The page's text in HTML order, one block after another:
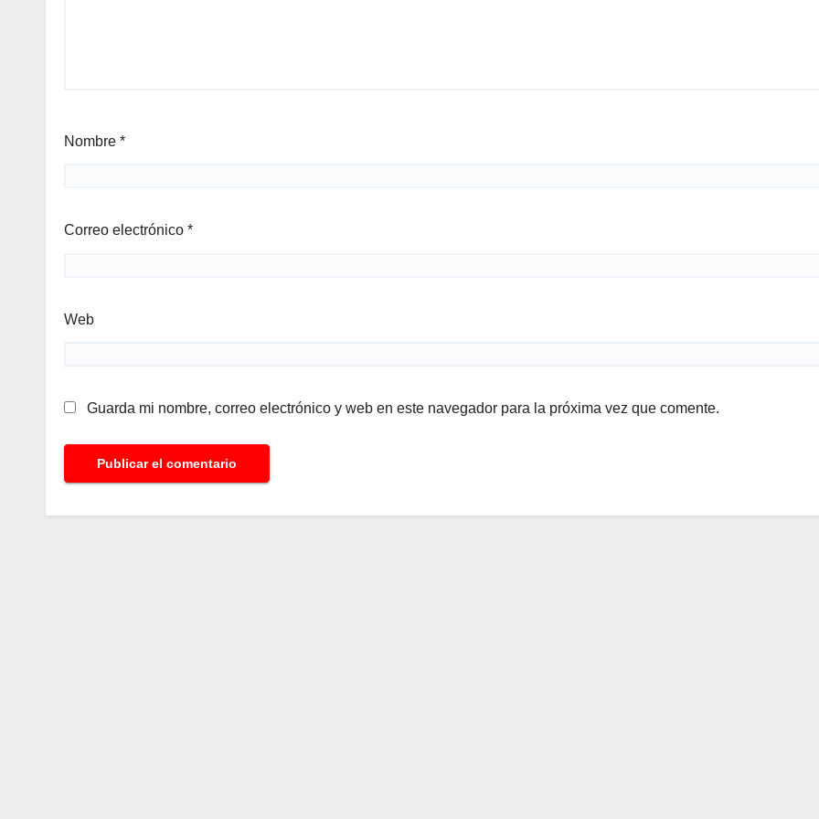
Nombre *
Correo electrónico *
Web
Guarda mi nombre, correo electrónico y web en este navegador para la próxima vez que comente.